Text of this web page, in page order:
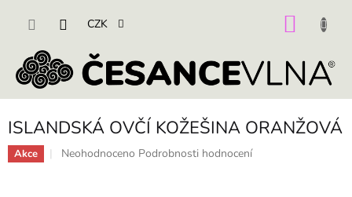
CZK
ISLANDSKÁ OVČÍ KOŽEŠINA ORANŽOVÁ
Akce
Průměrné
Neohodnoceno Podrobnosti hodnocení